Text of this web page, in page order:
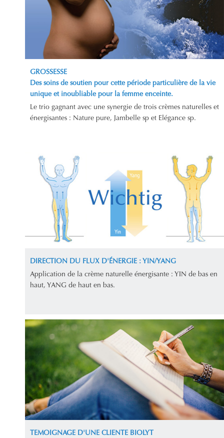
GROSSESSE
Des soins de soutien pour cette période particulière de la vie
unique et inoubliable pour la femme enceinte.
Le trio gagnant avec une synergie de trois crèmes naturelles et
énergisantes : Nature pure, Jambelle sp et Elégance sp.
DIRECTION DU FLUX D'ÉNERGIE : YIN/YANG
Application de la crème naturelle énergisante : YIN de bas en
haut, YANG de haut en bas.
TEMOIGNAGE D'UNE CLIENTE BIOLYT